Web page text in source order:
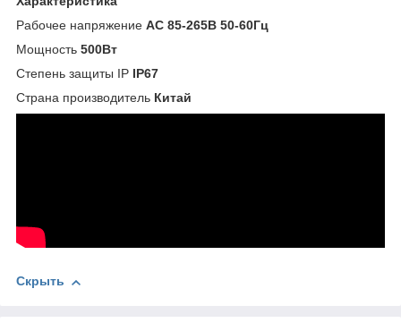
Рабочее напряжение АС 85-265В 50-60Гц
Мощность 500Вт
Степень защиты IP IP67
Страна производитель Китай
Скрыть